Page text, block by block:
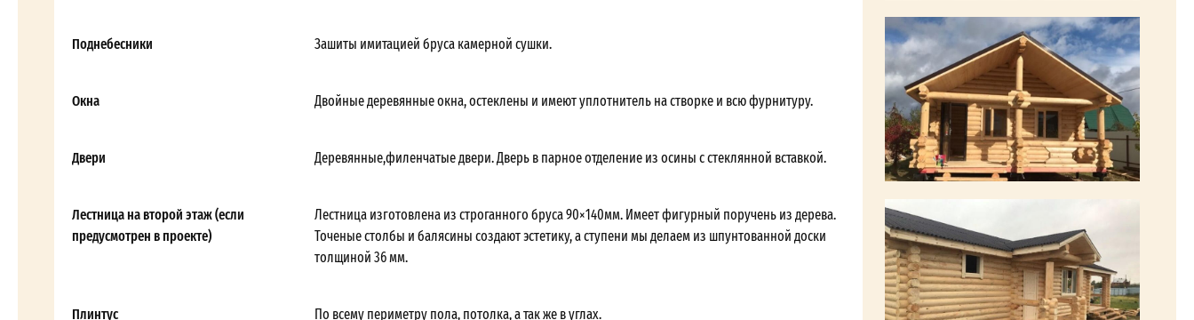
Поднебесники Зашиты имитацией бруса камерной сушки.
Окна Двойные деревянные окна, остеклены и имеют уплотнитель на створке и всю фурнитуру.
Двери Деревянные,филенчатые двери. Дверь в парное отделение из осины с стеклянной вставкой.
Лестница на второй этаж (если
предусмотрен в проекте)
Лестница изготовлена из строганного бруса 90×140мм. Имеет фигурный поручень из дерева.
Точеные столбы и балясины создают эстетику, а ступени мы делаем из шпунтованной доски
толщиной 36 мм.
Плинтус По всему периметру пола, потолка, а так же в углах.